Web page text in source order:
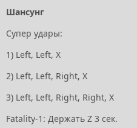
Шансунг
Супер удары:
1) Left, Left, X
2) Left, Left, Right, Х
3) Left, Left, Right, Right, Х
Fatality-1: Держать Z 3 сек.